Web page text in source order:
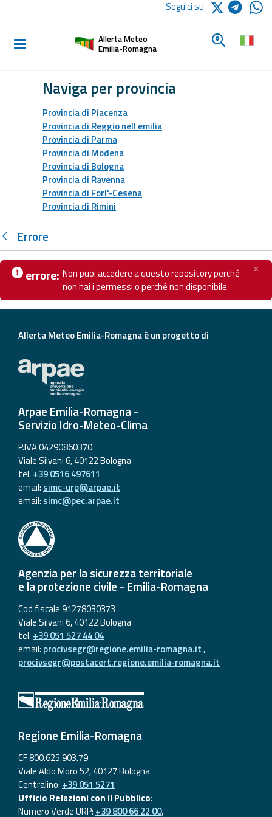
Informati e
Allerte E
Bollettini
Allerte e
Bollettini
Meteo
Allerte e
Valanghe
Monitoraggio
eventi
Previsioni e dati
Previsioni meteo e
Dati osservati
Radar meteo
Strumenti
Operativi
Report
Aggiornamenti
utili
Domande
frequenti
sviluppatori
Allerta
Emilia-
Romagna
Contatti
Seguici su
Allerta Meteo
Emilia-Romagna
Cerca un
Naviga per provincia
Provincia di Piacenza
Provincia di Reggio nell emilia
Provincia di Parma
Provincia di Modena
Provincia di Bologna
Provincia di Ravenna
Provincia di Forl'-Cesena
Provincia di Rimini
Errore
errore: Non puoi accedere a questo repository perché
non hai i permessi o perché non disponibile.
Allerta Meteo Emilia-Romagna è un progetto di
Arpae Emilia-Romagna -
Servizio Idro-Meteo-Clima
P.IVA 04290860370
Viale Silvani 6, 40122 Bologna
tel. +39 0516 497611
email: simc-urp@arpae.it
email: simc@pec.arpae.it
Agenzia per la sicurezza territoriale
e la protezione civile - Emilia-Romagna
Cod fiscale 91278030373
Viale Silvani 6, 40122 Bologna
tel. +39 051 527 44 04
email: procivsegr@regione.emilia-romagna.it,
procivsegr@postacert.regione.emilia-romagna.it
Regione Emilia-Romagna
CF 800.625.903.79
Viale Aldo Moro 52, 40127 Bologna
Centralino: +39 051 5271
Ufficio Relazioni con il Pubblico:
Numero Verde URP: +39 800 66 22 00,